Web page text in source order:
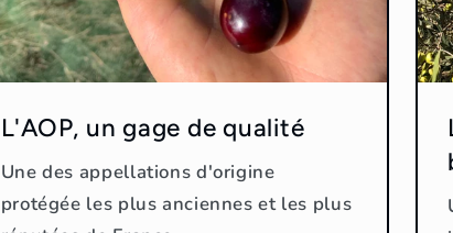
L'AOP, un gage de qualité
Une des appellations d'origine
protégée les plus anciennes et les plus